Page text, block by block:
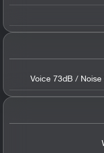
Voice 73dB /